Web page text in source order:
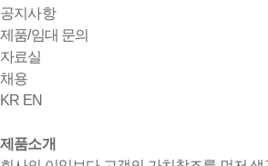
공지사항
제품/임대 문의
자료실
채용
KR EN
제품소개